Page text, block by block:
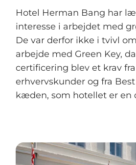
Om os
Hotel Herman Bang har
interesse i arbejdet med
De var derfor ikke i tvivl
arbejde med Green Key,
certificering blev et krav
erhvervskunder og fra
kæden, som hotellet er en